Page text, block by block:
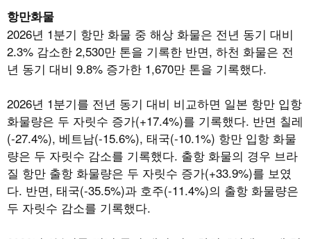
항만화물
2026년 1분기 항만 화물 중 해상 화물은 전년 동기 대비
2.3% 감소한 2,530만 톤을 기록한 반면, 하천 화물은 전
년 동기 대비 9.8% 증가한 1,670만 톤을 기록했다.
2026년 1분기를 전년 동기 대비 비교하면 일본 항만 입항
화물량은 두 자릿수 증가(+17.4%)를 기록했다. 반면 칠레
(-27.4%), 베트남(-15.6%), 태국(-10.1%) 항만 입항 화물
량은 두 자릿수 감소를 기록했다. 출항 화물의 경우 브라
질 항만 출항 화물량은 두 자릿수 증가(+33.9%)를 보였
다. 반면, 태국(-35.5%)과 호주(-11.4%)의 출항 화물량은
두 자릿수 감소를 기록했다.